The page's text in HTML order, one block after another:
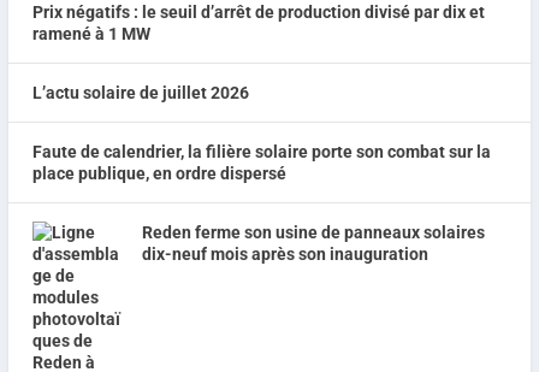
Prix négatifs : le seuil d’arrêt de production divisé par dix et
ramené à 1 MW
L’actu solaire de juillet 2026
Faute de calendrier, la filière solaire porte son combat sur la
place publique, en ordre dispersé
Reden ferme son usine de panneaux solaires
dix-neuf mois après son inauguration